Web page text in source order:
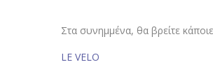
Στα συνημμένα, θα βρείτε
LE VELO